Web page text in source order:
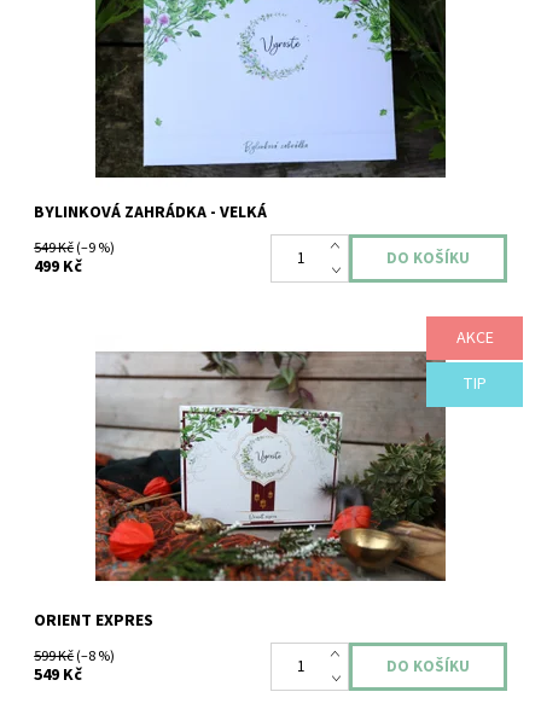
BYLINKOVÁ ZAHRÁDKA - VELKÁ
549 Kč(–9 %)
499 Kč
AKCE
TIP
Kolekce orientálních bylinek pro asijskou kuchyni v krásném
dárkovém balení s návodem pro pěstování a archem samolepek
na květníky.
Dostupnost:
Skladem
ORIENT EXPRES
599 Kč(–8 %)
549 Kč